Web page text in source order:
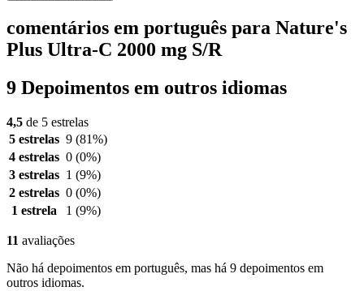
comentários em português para Nature's
Plus Ultra-C 2000 mg S/R
9 Depoimentos em outros idiomas
4,5 de 5 estrelas
5 estrelas 9 (81%)
4 estrelas 0 (0%)
3 estrelas 1 (9%)
2 estrelas 0 (0%)
1 estrela
1 (9%)
11 avaliações
Não há depoimentos em português, mas há 9 depoimentos em
outros idiomas.